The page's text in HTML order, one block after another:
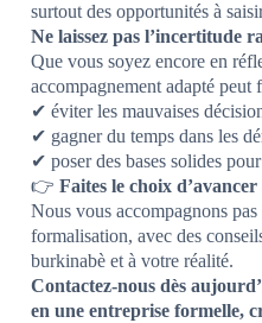
surtout des opportunités à
Ne laissez pas l’incertitude
Que vous soyez encore en
accompagnement adapté peut
✔ éviter les mauvaises
✔ gagner du temps dans les
✔ poser des bases solides
👉 Faites le choix
Nous vous accompagnons
formalisation, avec des
burkinabè et à votre réalité.
Contactez-nous dès
en une entreprise formelle,